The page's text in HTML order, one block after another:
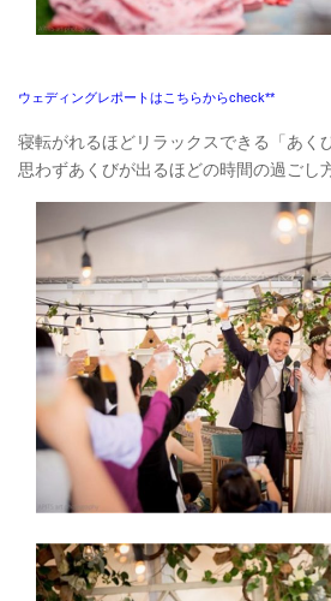
ウェディングレポートはこちらからcheck**
寝転がれるほどリラックスできる「あく
思わずあくびが出るほどの時間の過ごし